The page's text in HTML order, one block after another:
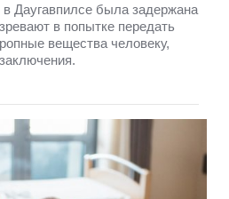
Даугавпилсе была задержана
в попытке передать
вещества человеку,